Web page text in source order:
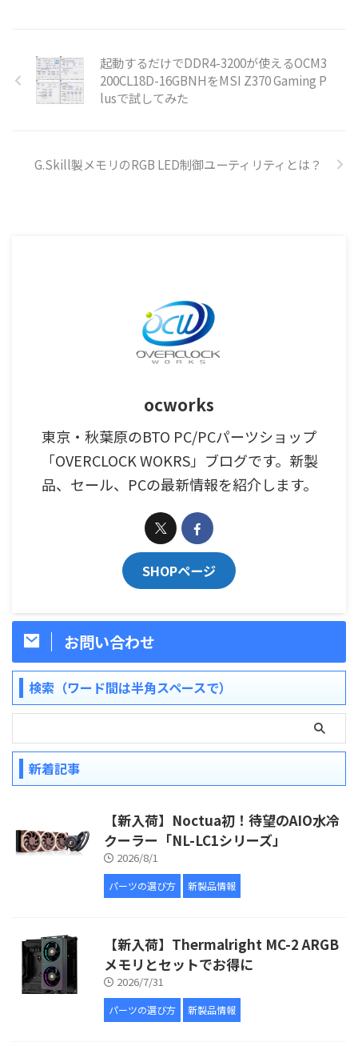
起動するだけでDDR4-3200が使えるOCM3
200CL18D-16GBNHをMSI Z370 Gaming P
lusで試してみた
G.Skill製メモリのRGB LED制御ユーティリティとは？
ocworks
東京・秋葉原のBTO PC/PCパーツショップ
「OVERCLOCK WOKRS」ブログです。新製
品、セール、PCの最新情報を紹介します。
SHOPページ
お問い合わせ
検索（ワード間は半角スペースで）
新着記事
【新入荷】Noctua初！待望のAIO水冷
クーラー「NL-LC1シリーズ」
2026/8/1
パーツの選び方 新製品情報
【新入荷】Thermalright MC-2 ARGB
メモリとセットでお得に
2026/7/31
パーツの選び方 新製品情報